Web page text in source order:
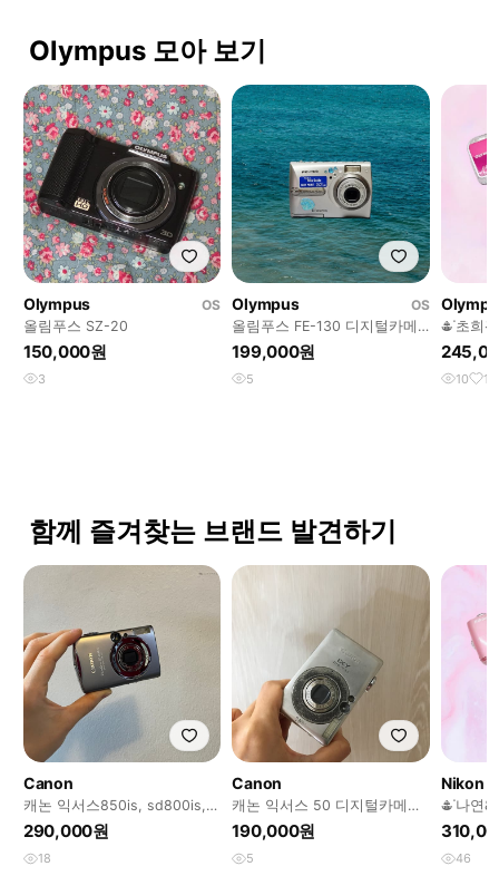
Olympus 모아 보기
Olympus
OS
올림푸스 SZ-20
150,000원
3
Olympus
OS
올림푸스 FE-130 디지털카메
라
199,000원
5
𖠳ᐝ초희
10 1
함께 즐겨찾는 브랜드 발견하기
Canon
캐논 익서스850is, sd800is,
ixy900is
290,000원
18
Canon
캐논 익서스 50 디지털카메라,
디카
190,000원
5
Nikon
𖠳ᐝ나연
픽스
46